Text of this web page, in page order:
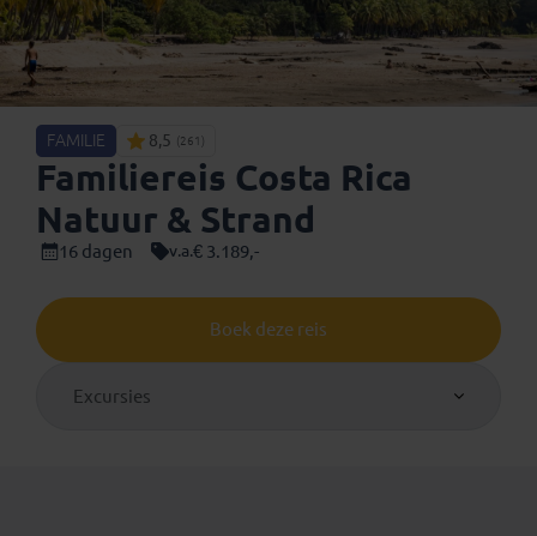
FAMILIE 8,5 (261)
Familiereis Costa Rica
Natuur & Strand
16 dagen v.a.€ 3.189,-
Boek deze reis
Excursies